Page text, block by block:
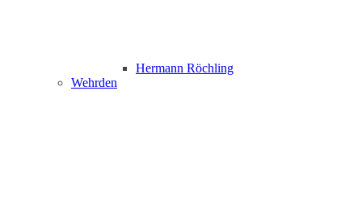
Hermann Röchling
Wehrden